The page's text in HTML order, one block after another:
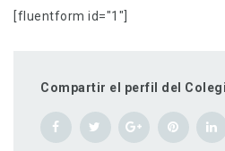
[fluentform id="1"]
Compartir el perfil del